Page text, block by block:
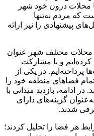
محلات درون خود شهر
که مردم نه‌تنها
پیشنهادی را نیز ارائه
محلات مختلف شهر عنوان
و با مشارکت
پرداخته‌ایم. در یکی از
محلی تمام فضاهای منطقه خود را
ادامه، بازدید میدانی با
صورت گرفت و ۳ پارک به‌عنوان گزینه‌های دارای
شدند.
هر فضا را تحلیل کردند؛